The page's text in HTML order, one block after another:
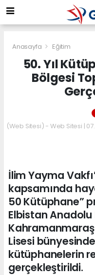
Anasayfa Eğitim
50. Yıl
Bölgesi
(Web Sitesi) - Web Sitesi |
İlim Yayma
kapsamında
50 Kütüphane”
Elbistan
Lisesi
kütüphanelerin
gerçekleştirildi.